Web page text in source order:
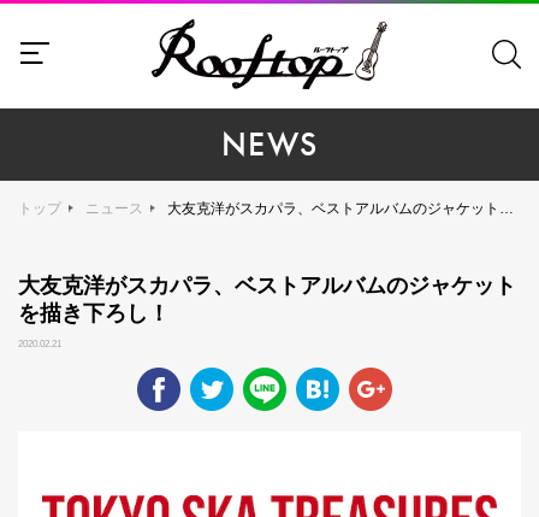
NEWS
トップ ニュース 大友克洋がスカパラ、ベストアルバムのジャケットを描き下ろし！
大友克洋がスカパラ、ベストアルバムのジャケット
を描き下ろし！
2020.02.21